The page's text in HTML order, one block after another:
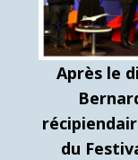
Après le
du